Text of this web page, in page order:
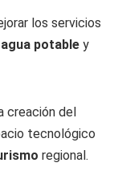
los servicios
agua potable y
creación del
tecnológico
regional.